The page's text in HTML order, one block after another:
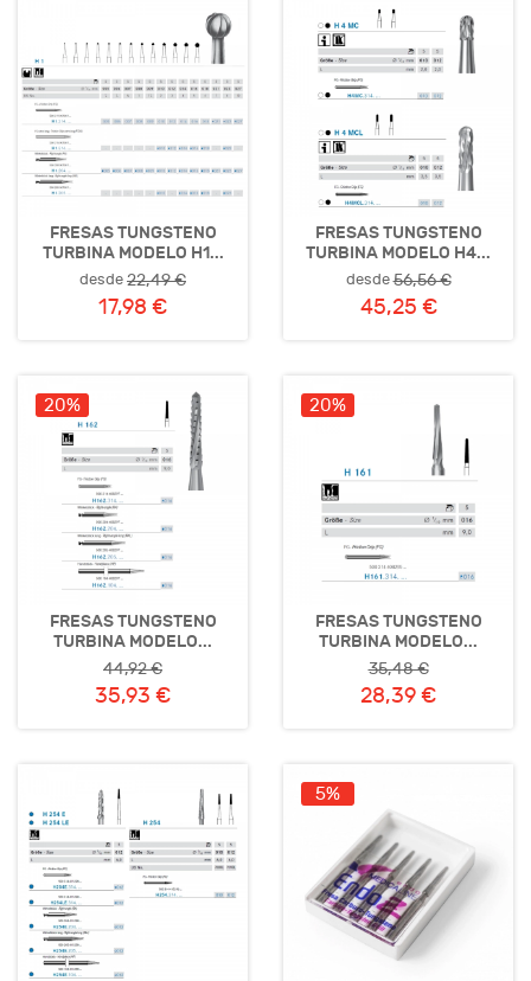
FRESAS TUNGSTENO
TURBINA MODELO H1...
desde22,49 €
17,98 €
FRESAS TUNGSTENO
TURBINA MODELO H4...
desde56,56 €
45,25 €
20%
FRESAS TUNGSTENO
TURBINA MODELO...
44,92 €
35,93 €
20%
FRESAS TUNGSTENO
TURBINA MODELO...
35,48 €
28,39 €
5%